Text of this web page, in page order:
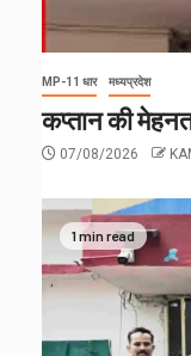
MP-11 धार मध्यप्रदेश
कप्तान की
07/08/2026
1 min read